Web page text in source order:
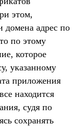
этом,
домена адрес по
по этому
которое
указанному
приложения
находится
судя по
сохранять